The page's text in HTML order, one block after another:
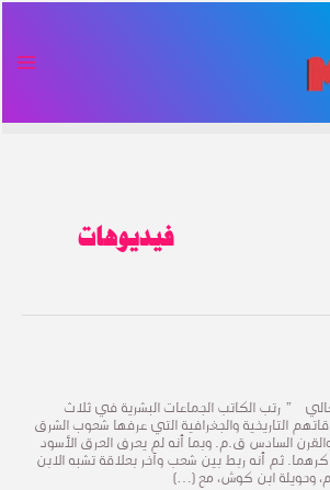
فيديوهات
” رتب الكاتب الجماعات البشرية في ثلاث
التاريخية والجغرافية التي عرفها شعوب الشرق
السادس ق.م. وبما أنه لم يعرف العرق الأسود
ثم أنه ربط بين شعب وآخر بعلاقة تشبه الابن
وحويلة ابن كوش، مع […]